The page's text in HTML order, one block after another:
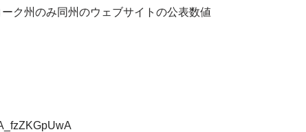
ク州のみ同州のウェブサイトの公表数値